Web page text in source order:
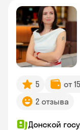
5 от
2 отзыва
Донской